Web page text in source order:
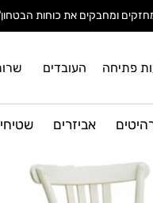
ומחבקים את כוחות
פתיחה העובדים
אביזרים